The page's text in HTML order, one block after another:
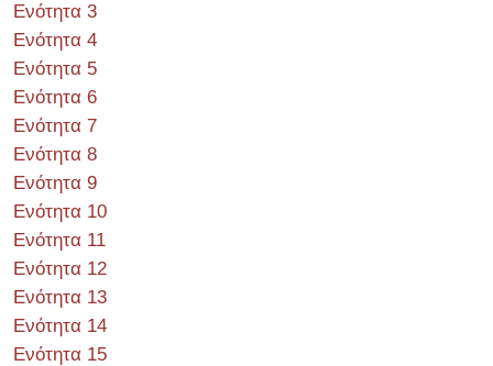
Ενότητα 3
Ενότητα 4
Ενότητα 5
Ενότητα 6
Ενότητα 7
Ενότητα 8
Ενότητα 9
Ενότητα 10
Ενότητα 11
Ενότητα 12
Ενότητα 13
Ενότητα 14
Ενότητα 15